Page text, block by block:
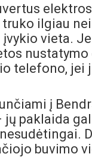
ilgiau
vieta.
nustatymo
telefono, jei
į
paklaida
buvimo